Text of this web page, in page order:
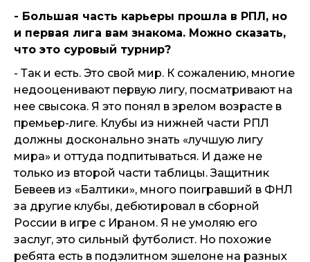
- Большая часть карьеры прошла в РПЛ, но
и первая лига вам знакома. Можно сказать,
что это суровый турнир?
- Так и есть. Это свой мир. К сожалению, многие
недооценивают первую лигу, посматривают на
нее свысока. Я это понял в зрелом возрасте в
премьер-лиге. Клубы из нижней части РПЛ
должны досконально знать «лучшую лигу
мира» и оттуда подпитываться. И даже не
только из второй части таблицы. Защитник
Бевеев из «Балтики», много поигравший в ФНЛ
за другие клубы, дебютировал в сборной
России в игре с Ираном. Я не умоляю его
заслуг, это сильный футболист. Но похожие
ребята есть в подэлитном эшелоне на разных